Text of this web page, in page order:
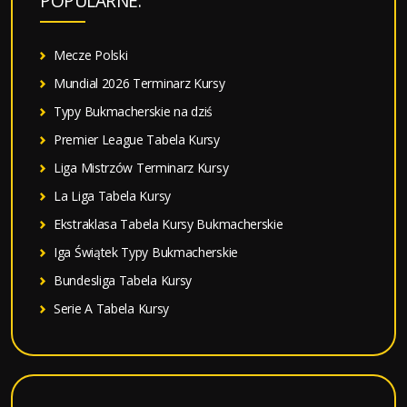
Mecze Polski
Mundial 2026 Terminarz Kursy
Typy Bukmacherskie na dziś
Premier League Tabela Kursy
Liga Mistrzów Terminarz Kursy
La Liga Tabela Kursy
Ekstraklasa Tabela Kursy Bukmacherskie
Iga Świątek Typy Bukmacherskie
Bundesliga Tabela Kursy
Serie A Tabela Kursy